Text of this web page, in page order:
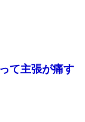
て主張が痛す